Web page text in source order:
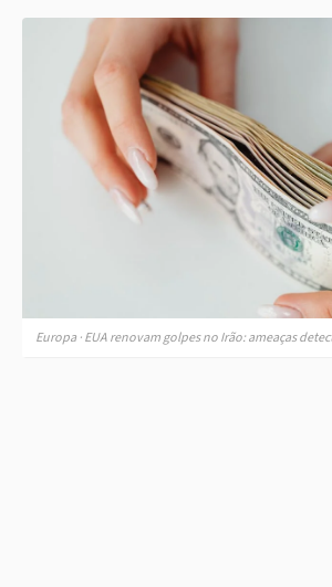
Europa · EUA renovam golpes no Irão: ameaças